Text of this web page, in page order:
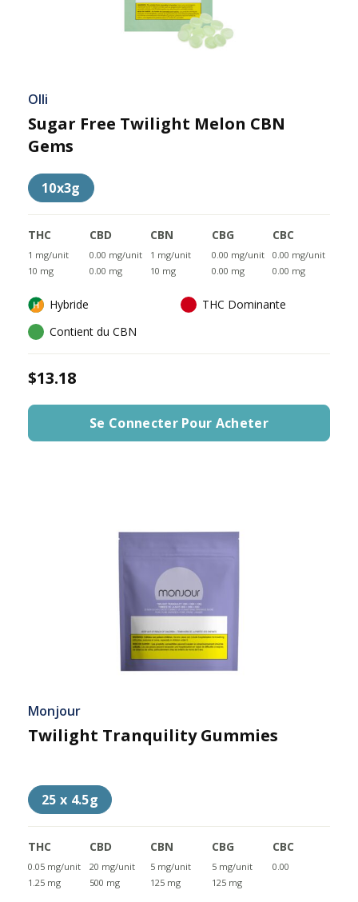
Olli
Sugar Free Twilight Melon CBN
Gems
10x3g
THC
1 mg/unit
10 mg
CBD
0.00 mg/unit
0.00 mg
CBN
1 mg/unit
10 mg
CBG
0.00 mg/unit
0.00 mg
CBC
0.00 mg/unit
0.00 mg
Hybride
THC Dominante
Contient du CBN
$13.18
Se Connecter Pour Acheter
Monjour
Twilight Tranquility Gummies
25 x 4.5g
THC
0.05 mg/unit
1.25 mg
CBD
20 mg/unit
500 mg
CBN
5 mg/unit
125 mg
CBG
5 mg/unit
125 mg
CBC
0.00